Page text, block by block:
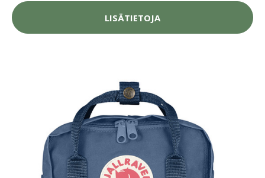
LISÄTIETOJA